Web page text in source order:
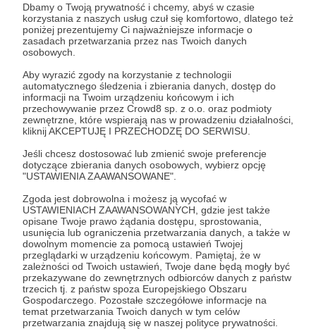
Dbamy o Twoją prywatność i chcemy, abyś w czasie
korzystania z naszych usług czuł się komfortowo, dlatego też
poniżej prezentujemy Ci najważniejsze informacje o
zasadach przetwarzania przez nas Twoich danych
osobowych.
Aby wyrazić zgody na korzystanie z technologii
automatycznego śledzenia i zbierania danych, dostęp do
informacji na Twoim urządzeniu końcowym i ich
przechowywanie przez Crowd8 sp. z o.o. oraz podmioty
zewnętrzne, które wspierają nas w prowadzeniu działalności,
kliknij AKCEPTUJĘ I PRZECHODZĘ DO SERWISU.
Jeśli chcesz dostosować lub zmienić swoje preferencje
dotyczące zbierania danych osobowych, wybierz opcję
"USTAWIENIA ZAAWANSOWANE".
Zgoda jest dobrowolna i możesz ją wycofać w
USTAWIENIACH ZAAWANSOWANYCH, gdzie jest także
opisane Twoje prawo żądania dostępu, sprostowania,
usunięcia lub ograniczenia przetwarzania danych, a także w
dowolnym momencie za pomocą ustawień Twojej
przeglądarki w urządzeniu końcowym. Pamiętaj, że w
zależności od Twoich ustawień, Twoje dane będą mogły być
przekazywane do zewnętrznych odbiorców danych z państw
trzecich tj. z państw spoza Europejskiego Obszaru
Gospodarczego. Pozostałe szczegółowe informacje na
temat przetwarzania Twoich danych w tym celów
przetwarzania znajdują się w naszej polityce prywatności.
02.06.2023 ● Brak komentarzy
(Nie)bycie
Czy Zachód jest stroną rosyjsko-ukraińskiego konfliktu? I
tak, i nie. Premiera wpisu na Patronite!